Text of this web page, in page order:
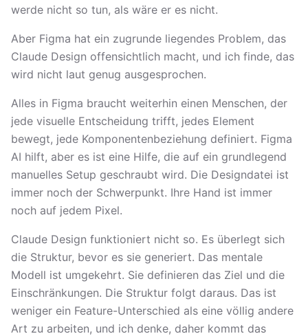
werde nicht so tun, als wäre er es nicht.
Aber Figma hat ein zugrunde liegendes Problem, das
Claude Design offensichtlich macht, und ich finde, das
wird nicht laut genug ausgesprochen.
Alles in Figma braucht weiterhin einen Menschen, der
jede visuelle Entscheidung trifft, jedes Element
bewegt, jede Komponentenbeziehung definiert. Figma
AI hilft, aber es ist eine Hilfe, die auf ein grundlegend
manuelles Setup geschraubt wird. Die Designdatei ist
immer noch der Schwerpunkt. Ihre Hand ist immer
noch auf jedem Pixel.
Claude Design funktioniert nicht so. Es überlegt sich
die Struktur, bevor es sie generiert. Das mentale
Modell ist umgekehrt. Sie definieren das Ziel und die
Einschränkungen. Die Struktur folgt daraus. Das ist
weniger ein Feature-Unterschied als eine völlig andere
Art zu arbeiten, und ich denke, daher kommt das